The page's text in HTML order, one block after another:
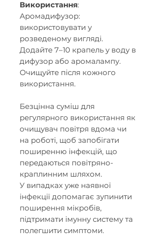
Використання:
Аромадифузор:
використовувати у
розведеному вигляді.
Додайте 7–10 крапель у воду в
дифузор або аромалампу.
Очищуйте після кожного
використання.
Безцінна суміш для
регулярного використання як
очищувач повітря вдома чи
на роботі, щоб запобігати
поширенню інфекцій, що
передаються повітряно-
краплинним шляхом.
У випадках уже наявної
інфекції допомагає зупинити
поширення мікробів,
підтримати імунну систему та
полегшити симптоми.